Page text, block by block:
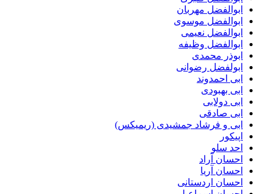
ابوالفضل مهربان
ابوالفضل موسوی
ابوالفضل نعیمی
ابوالفضل وظیفه
ابوذر محمدی
ابولفضل رضوانی
ابی احمدوند
ابی بهبودی
ابی دولابی
ابی صادقی
ابی و فرشاد جمشیدی (ریمیکس)
اپیکور
احد سلو
احسان آراد
احسان آریا
احسان اردستانی